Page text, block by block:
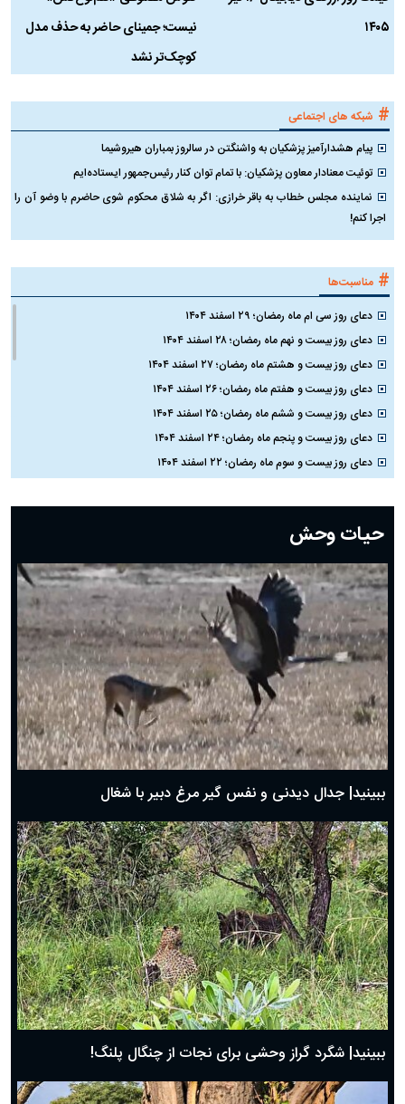
۱۴۰۵
نیست؛ جمینای حاضر به حذف مدل
کوچک‌تر نشد
# شبکه های اجتماعی
پیام هشدارآمیز پزشکیان به واشنگتن در سالروز بمباران هیروشیما
توئیت معنادار معاون پزشکیان: با تمام توان کنار رئیس‌جمهور ایستاده‌ایم
نماینده مجلس خطاب به باقر خرازی: اگر به شلاق محکوم شوی حاضرم با وضو آن را
اجرا کنم!
# مناسبت‌ها
دعای روز سی ام ماه رمضان؛ ۲۹ اسفند ۱۴۰۴
دعای روز بیست و نهم ماه رمضان؛ ۲۸ اسفند ۱۴۰۴
دعای روز بیست و هشتم ماه رمضان؛ ۲۷ اسفند ۱۴۰۴
دعای روز بیست و هفتم ماه رمضان؛ ۲۶ اسفند ۱۴۰۴
دعای روز بیست و ششم ماه رمضان؛ ۲۵ اسفند ۱۴۰۴
دعای روز بیست و پنجم ماه رمضان؛ ۲۴ اسفند ۱۴۰۴
دعای روز بیست و سوم ماه رمضان؛ ۲۲ اسفند ۱۴۰۴
دعای روز بیستم ماه رمضان؛ ۱۹ اسفند ۱۴۰۴
دعای روز هشتم ماه مبارک رمضان؛ ۷ اسفند ماه ۱۴۰۴
دعای روز هفتم ماه رمضان؛ ۶ اسفند ۱۴۰۴
دعای روز ششم ماه رمضان؛ ۵ اسفند ۱۴۰۴
دعای روز پنجم ماه رمضان؛ ۴ اسفند ۱۴۰۴
دعای روز چهارم ماه مبارک رمضان؛ ۳ اسفند ۱۴۰۴
دعای روز سوم ماه مبارک رمضان؛ ۱۴ اسفند ۱۴۰۴
دعای روز دوم ماه مبارک رمضان ۱ اسفند ماه ۱۴۰۴
دعای روز اول ماه مبارک رمضان، ۳۰ بهمن ۱۴۰۴
حضرت زینب(س) چگونه از دنیا رفت؟
بهترین پیامک تبریک روز پدر ۱۴۰۴؛ جملات زیبا و صمیمانه
حیات وحش
ببینید| جدال دیدنی و نفس گیر مرغ دبیر با شغال
ببینید| شگرد گراز وحشی برای نجات از چنگال پلنگ!